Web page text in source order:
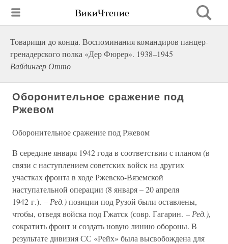
ВикиЧтение
Товарищи до конца. Воспоминания командиров панцер-
гренадерского полка «Дер Фюрер». 1938–1945
Вайдингер Отто
Оборонительное сражение под
Ржевом
Оборонительное сражение под Ржевом
В середине января 1942 года в соответствии с планом (в
связи с наступлением советских войск на других
участках фронта в ходе Ржевско-Вяземской
наступательной операции (8 января – 20 апреля
1942 г.). – Ред.)позиции под Рузой были оставлены,
чтобы, отведя войска под Гжатск (совр. Гагарин. – Ред.),
сократить фронт и создать новую линию обороны. В
результате дивизия СС «Рейх» была высвобождена для